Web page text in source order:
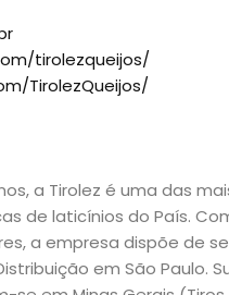
tirolezqueijos/
TirolezQueijos/
a Tirolez é uma das
de laticínios do País.
a empresa dispõe de
em São Paulo.